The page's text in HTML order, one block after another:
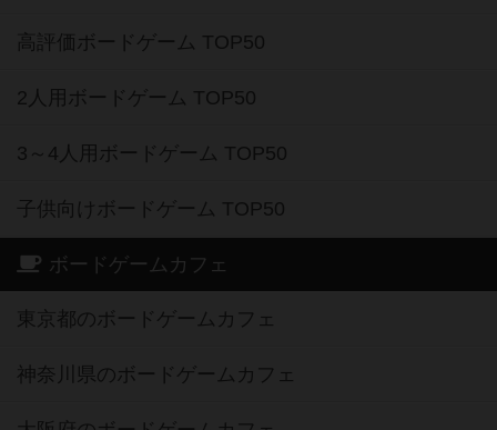
高評価ボードゲーム TOP50
2人用ボードゲーム TOP50
3～4人用ボードゲーム TOP50
子供向けボードゲーム TOP50
ボードゲームカフェ
東京都のボードゲームカフェ
神奈川県のボードゲームカフェ